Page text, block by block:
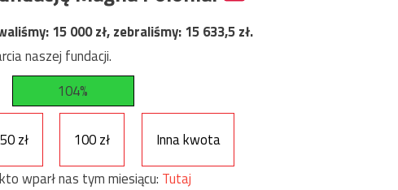
15 000zł, zebraliśmy:15 633,5zł.
naszej fundacji.
104%
50 zł 100 zł
Inna kwota
wparł nas tym miesiącu: Tutaj